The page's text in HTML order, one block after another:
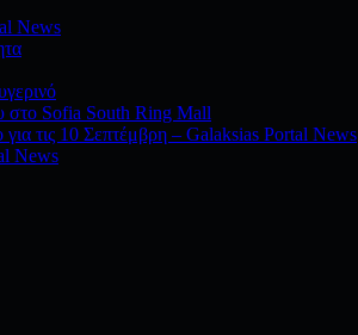
News
στο Sofia South Ring Mall
τις 10 Σεπτέμβρη – Galaksias Portal News
News